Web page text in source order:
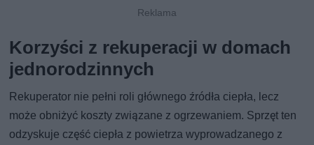
Korzyści z rekuperacji w domach
jednorodzinnych
Rekuperator nie pełni roli głównego źródła ciepła, lecz
może obniżyć koszty związane z ogrzewaniem. Sprzęt ten
odzyskuje część ciepła z powietrza wyprowadzanego z